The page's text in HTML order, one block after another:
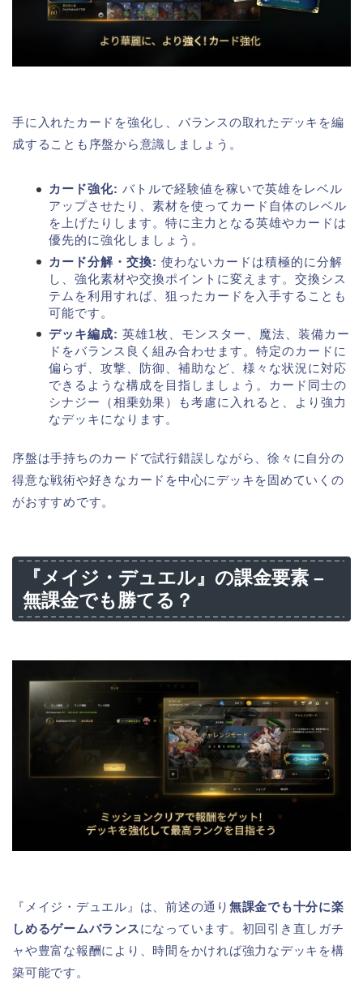
手に入れたカードを強化し、バランスの取れたデッキを編
成することも序盤から意識しましょう。
カード強化: バトルで経験値を稼いで英雄をレベル
アップさせたり、素材を使ってカード自体のレベル
を上げたりします。特に主力となる英雄やカードは
優先的に強化しましょう。
カード分解・交換: 使わないカードは積極的に分解
し、強化素材や交換ポイントに変えます。交換シス
テムを利用すれば、狙ったカードを入手することも
可能です。
デッキ編成: 英雄1枚、モンスター、魔法、装備カー
ドをバランス良く組み合わせます。特定のカードに
偏らず、攻撃、防御、補助など、様々な状況に対応
できるような構成を目指しましょう。カード同士の
シナジー（相乗効果）も考慮に入れると、より強力
なデッキになります。
序盤は手持ちのカードで試行錯誤しながら、徐々に自分の
得意な戦術や好きなカードを中心にデッキを固めていくの
がおすすめです。
『メイジ・デュエル』の課金要素 –
無課金でも勝てる？
『メイジ・デュエル』は、前述の通り 無課金でも十分に楽
しめるゲームバランスになっています。初回引き直しガチ
ャや豊富な報酬により、時間をかければ強力なデッキを構
築可能です。